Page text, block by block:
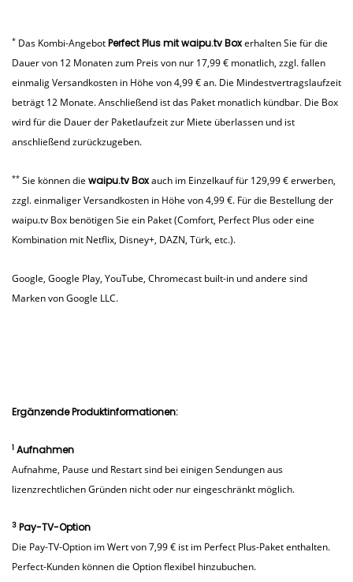
Dolby Vision und Dolby Atmos Einstellung nur auf
kompatiblen Fernsehgeräten aktivierbar ist.
* Das Kombi-AngebotPerfect Plus mit waipu.tv Boxerhalten Sie für die
Dauer von 12 Monaten zum Preis von nur 17,99 € monatlich, zzgl. fallen
einmalig Versandkosten in Höhe von 4,99 € an. Die Mindestvertragslaufzeit
beträgt 12 Monate. Anschließend ist das Paket monatlich kündbar. Die Box
wird für die Dauer der Paketlaufzeit zur Miete überlassen und ist
anschließend zurückzugeben.
** Sie können die waipu.tv Boxauch im Einzelkauf für 129,99 € erwerben,
zzgl. einmaliger Versandkosten in Höhe von 4,99 €. Für die Bestellung der
waipu.tv Box benötigen Sie ein Paket (Comfort, Perfect Plus oder eine
Kombination mit Netflix, Disney+, DAZN, Türk, etc.).
Google, Google Play, YouTube, Chromecast built-in und andere sind
Marken von Google LLC.
Ergänzende Produktinformationen:
1 Aufnahmen
Aufnahme, Pause und Restart sind bei einigen Sendungen aus
lizenzrechtlichen Gründen nicht oder nur eingeschränkt möglich.
3 Pay-TV-Option
Die Pay-TV-Option im Wert von 7,99 € ist im Perfect Plus-Paket enthalten.
Perfect-Kunden können die Option flexibel hinzubuchen.